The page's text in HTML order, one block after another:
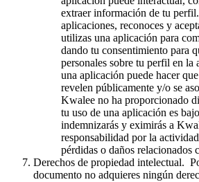
extraer información de tu
aplicaciones, reconoces y
utilizas una aplicación para
dando tu consentimiento para
personales sobre tu perfil en
una aplicación puede hacer
revelen públicamente y/o se
Kwalee no ha proporcionado
tu uso de una aplicación es
indemnizarás y eximirás a
responsabilidad por la
pérdidas o daños relacionados
Derechos de propiedad intelectual.
documento no adquieres ningún